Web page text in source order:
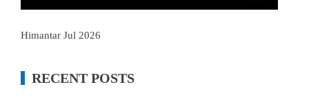
Himantar Jul 2026
RECENT POSTS